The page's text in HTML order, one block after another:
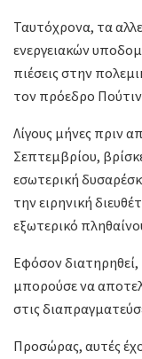
Ταυτόχρονα, τα
ενεργειακών
πιέσεις στην
τον πρόεδρο
Λίγους μήνες πριν
Σεπτεμβρίου,
εσωτερική
την ειρηνική
εξωτερικό
Εφόσον διατηρηθεί,
μπορούσε να
στις
Προσώρας, αυτές